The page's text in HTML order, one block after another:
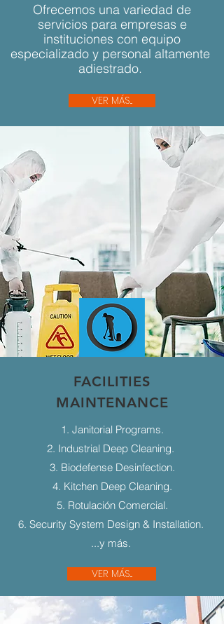
Ofrecemos una variedad de
servicios para empresas e
instituciones con equipo
especializado y personal altamente
adiestrado.
VER MÁS...
FACILITIES
MAINTENANCE
1. Janitorial Programs.
2. Industrial Deep Cleaning.
3. Biodefense Desinfection.
4. Kitchen Deep Cleaning.
5. Rotulación Comercial.
6. Security System Design & Installation.
...y más.
VER MÁS...